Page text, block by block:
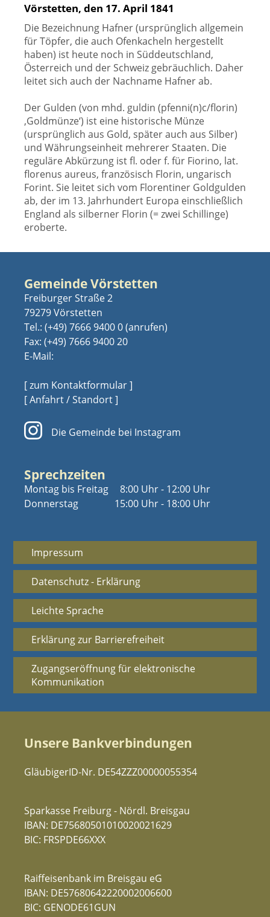
Vörstetten, den 17. April 1841
Die Bezeichnung Hafner (ursprünglich allgemein
für Töpfer, die auch Ofenkacheln hergestellt
haben) ist heute noch in Süddeutschland,
Österreich und der Schweiz gebräuchlich. Daher
leitet sich auch der Nachname Hafner ab.
Der Gulden (von mhd. guldin (pfenni(n)c/florin)
‚Goldmünze‘) ist eine historische Münze
(ursprünglich aus Gold, später auch aus Silber)
und Währungseinheit mehrerer Staaten. Die
reguläre Abkürzung ist fl. oder f. für Fiorino, lat.
florenus aureus, französisch Florin, ungarisch
Forint. Sie leitet sich vom Florentiner Goldgulden
ab, der im 13. Jahrhundert Europa einschließlich
England als silberner Florin (= zwei Schillinge)
eroberte.
Gemeinde Vörstetten
Freiburger Straße 2
79279 Vörstetten
Tel.: (+49) 7666 9400 0
Fax: (+49) 7666 9400 20
E-Mail:
[ zum Kontaktformular ]
[ Anfahrt / Standort ]
Die Gemeinde bei Instagram
Sprechzeiten
Montag bis Freitag
Donnerstag
8:00 Uhr - 12:00 Uhr
15:00 Uhr - 18:00 Uhr
Impressum
Datenschutz - Erklärung
Leichte Sprache
Erklärung zur Barrierefreiheit
Zugangseröffnung für elektronische
Kommunikation
Unsere Bankverbindungen
GläubigerID-Nr. DE54ZZZ00000055354
Sparkasse Freiburg - Nördl. Breisgau
IBAN: DE75680501010020021629
BIC: FRSPDE66XXX
Raiffeisenbank im Breisgau eG
IBAN: DE57680642220002006600
BIC: GENODE61GUN